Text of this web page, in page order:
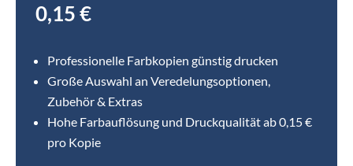
0,15 €
Professionelle Farbkopien günstig drucken
Große Auswahl an Veredelungsoptionen,
Zubehör & Extras
Hohe Farbauflösung und Druckqualität ab 0,15 €
pro Kopie